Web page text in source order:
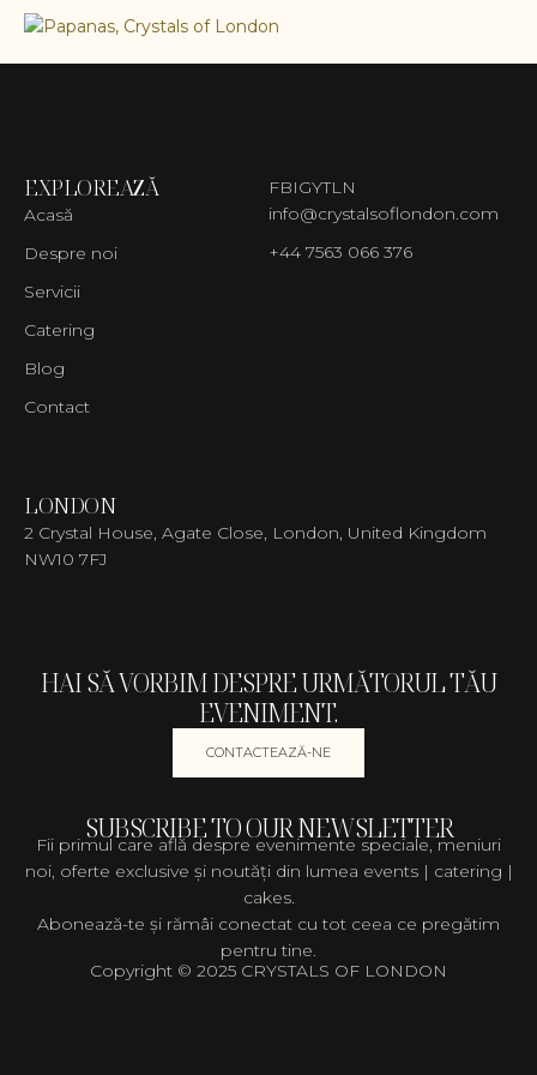
EXPLOREAZĂ
Acasă
Despre noi
Servicii
Catering
Blog
Contact
FBIGYTLN
info@crystalsoflondon.com
+44 7563 066 376
LONDON
2 Crystal House, Agate Close, London, United Kingdom
NW10 7FJ
HAI SĂ VORBIM DESPRE URMĂTORUL TĂU
EVENIMENT.
CONTACTEAZĂ-NE
SUBSCRIBE TO OUR NEWSLETTER
Fii primul care află despre evenimente speciale, meniuri
noi, oferte exclusive și noutăți din lumea events | catering |
cakes.
Abonează-te și rămâi conectat cu tot ceea ce pregătim
pentru tine.
Copyright © 2025 CRYSTALS OF LONDON